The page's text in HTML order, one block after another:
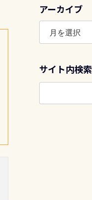
アーカイブ
ア
カ
ブ
サイト内検索